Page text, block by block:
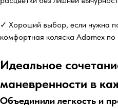
✓ Хороший выбор, если нужна
комфортная коляска Adamex по
Идеальное
маневренности в
Объединили легкость и